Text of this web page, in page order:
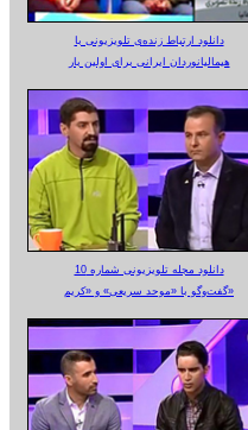
دانلود ارتباط زنده‌ی تلویزیونی‌ با
هیمالیانوردان ایرانی برای اولین بار
دانلود مجله تلویزیونی شماره 10
گفت‌وگو با «موحد سریعی» و «کریم»